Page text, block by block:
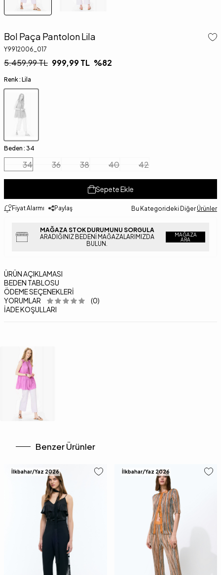
Bol Paça Pantolon Lila
Y9912006_017
5.459,99TL 999,99TL %82
Renk : Lila
Beden : 34
34 36 38 40 42
Sepete Ekle
Fiyat Alarmı Paylaş Bu Kategorideki Diğer Ürünler
MAĞAZA STOK DURUMUNU SORGULA
ARADIĞINIZ BEDENI MAĞAZALARIMIZDA
BULUN.
MAĞAZA
ARA
ÜRÜN AÇIKLAMASI
BEDEN TABLOSU
ÖDEME SEÇENEKLERI
YORUMLAR
(0)
İADE KOŞULLARI
Benzer Ürünler
İlkbahar/Yaz 2026 İlkbahar/Yaz 2026